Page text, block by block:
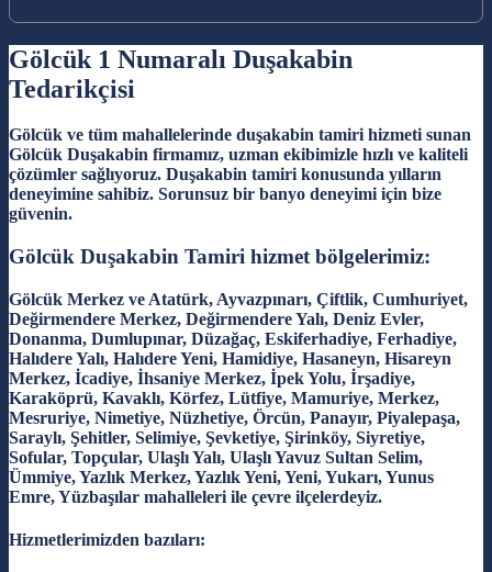
Gölcük 1 Numaralı Duşakabin
Tedarikçisi
Gölcük ve tüm mahallelerinde duşakabin tamiri hizmeti sunan
Gölcük Duşakabin firmamız, uzman ekibimizle hızlı ve kaliteli
çözümler sağlıyoruz. Duşakabin tamiri konusunda yılların
deneyimine sahibiz. Sorunsuz bir banyo deneyimi için bize
güvenin.
Gölcük Duşakabin Tamiri hizmet bölgelerimiz:
Gölcük Merkez ve Atatürk, Ayvazpınarı, Çiftlik, Cumhuriyet,
Değirmendere Merkez, Değirmendere Yalı, Deniz Evler,
Donanma, Dumlupınar, Düzağaç, Eskiferhadiye, Ferhadiye,
Halıdere Yalı, Halıdere Yeni, Hamidiye, Hasaneyn, Hisareyn
Merkez, İcadiye, İhsaniye Merkez, İpek Yolu, İrşadiye,
Karaköprü, Kavaklı, Körfez, Lütfiye, Mamuriye, Merkez,
Mesruriye, Nimetiye, Nüzhetiye, Örcün, Panayır, Piyalepaşa,
Saraylı, Şehitler, Selimiye, Şevketiye, Şirinköy, Siyretiye,
Sofular, Topçular, Ulaşlı Yalı, Ulaşlı Yavuz Sultan Selim,
Ümmiye, Yazlık Merkez, Yazlık Yeni, Yeni, Yukarı, Yunus
Emre, Yüzbaşılar mahalleleri ile çevre ilçelerdeyiz.
Hizmetlerimizden bazıları: